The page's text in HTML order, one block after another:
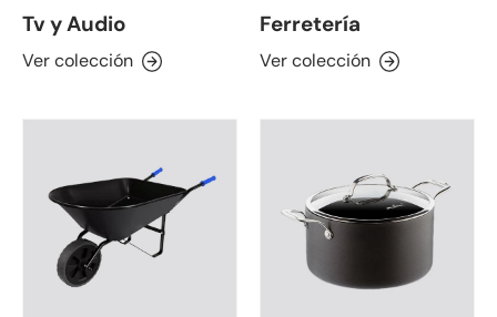
Tv y Audio
Ver colección
Ferretería
Ver colección